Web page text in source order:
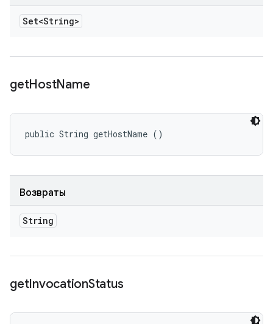
Set<String>
getHostName
public String getHostName ()
Возвраты
String
getInvocationStatus